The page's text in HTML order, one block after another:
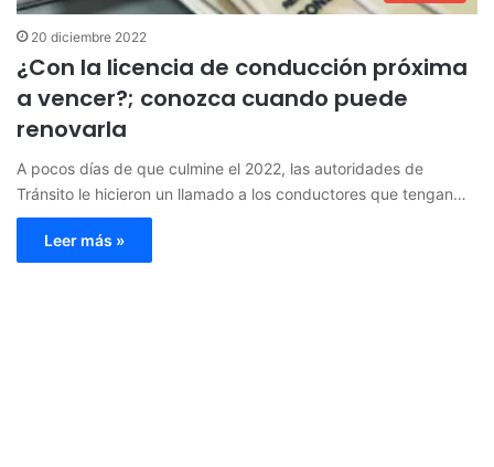
20 diciembre 2022
¿Con la licencia de conducción próxima
a vencer?; conozca cuando puede
renovarla
A pocos días de que culmine el 2022, las autoridades de
Tránsito le hicieron un llamado a los conductores que tengan…
Leer más »